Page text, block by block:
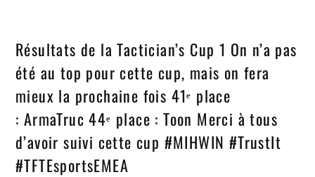
Résultats de la Tactician’s Cup 1 On n’a pas
été au top pour cette cup, mais on fera
mieux la prochaine fois 41ᵉ place
: ArmaTruc 44ᵉ place : Toon Merci à tous
d’avoir suivi cette cup #MIHWIN #TrustIt
#TFTEsportsEMEA